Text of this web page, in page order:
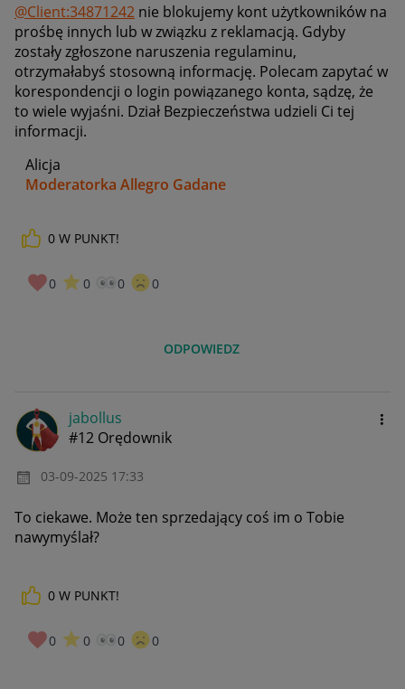
@Client:34871242 nie blokujemy kont użytkowników na
prośbę innych lub w związku z reklamacją. Gdyby
zostały zgłoszone naruszenia regulaminu,
otrzymałabyś stosowną informację. Polecam zapytać w
korespondencji o login powiązanego konta, sądzę, że
to wiele wyjaśni. Dział Bezpieczeństwa udzieli Ci tej
informacji.
Alicja
Moderatorka Allegro Gadane
0 W PUNKT!
0 0 0 0
ODPOWIEDZ
jabollus
#12 Orędownik
‎03-09-2025 17:33
To ciekawe. Może ten sprzedający coś im o Tobie
nawymyślał?
0 W PUNKT!
0 0 0 0